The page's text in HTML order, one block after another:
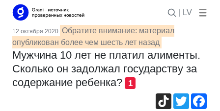
| LV
12 октября 2020 Обратите внимание: материал
опубликован более чем шесть лет назад
Мужчина 10 лет не платил алименты.
Сколько он задолжал государству за
содержание ребенка?
1
TikTokTwitter